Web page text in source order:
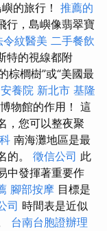
的旅行！ 推薦的
行，島嶼像翡翠寶
令紋醫美 二手餐飲
特的視線都附
棕櫚樹”或“美國最
安養院 新北市 基隆
物館的作用！ 這
，您可以整夜聚
南海灘地區是最
的。 徵信公司 此
中發揮著重要作
腳部按摩 目標是
司 時間表是近似
台南台胞證辦理